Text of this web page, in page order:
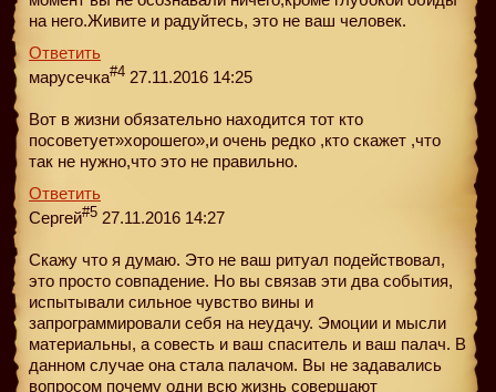
на него.Живите и радуйтесь, это не ваш человек.
Ответить
марусечка#4 27.11.2016 14:25
Вот в жизни обязательно находится тот кто
посоветует»хорошего»,и очень редко ,кто скажет ,что
так не нужно,что это не правильно.
Ответить
Сергей#5 27.11.2016 14:27
Скажу что я думаю. Это не ваш ритуал подействовал,
это просто совпадение. Но вы связав эти два события,
испытывали сильное чувство вины и
запрограммировали себя на неудачу. Эмоции и мысли
материальны, а совесть и ваш спаситель и ваш палач. В
данном случае она стала палачом. Вы не задавались
вопросом почему одни всю жизнь совершают